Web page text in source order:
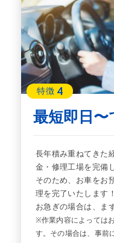
特徴 4
最短即日〜
長年積み重ねてきた
金・修理工場を完備
そのため、お車をお
理を完了いたします！
お急ぎの場合は、ま
※作業内容によっては
す。その場合は、事前